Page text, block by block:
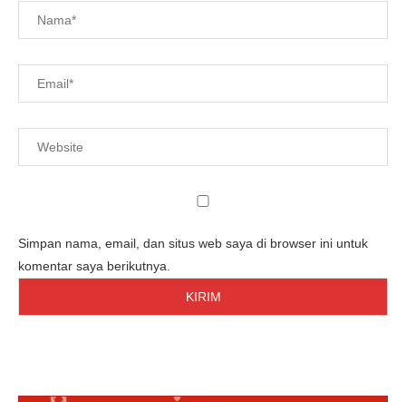
Simpan nama, email, dan situs web saya di browser ini untuk
komentar saya berikutnya.